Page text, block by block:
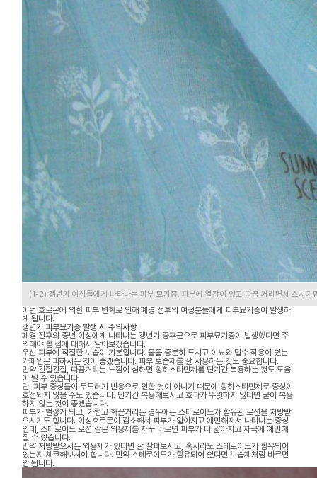
(1-2) 갱년기 여성들에게 나타나는 피부 묘기증, 피부에 열감이 있고 따끔 거리면서 스치기
이런 호르몬에 의한 피부 변화로 인해 폐경 전후의 여성분들에게 피부묘기증이 발생하
게 됩니다.
갱년기 피부묘기증 발생 시 주의사항
폐경 전후의 중년 여성에게 나타나는 갱년기 증후군으로 피부묘기증이 발생했다면 주
의해야 할 점에 대해서 알아보겠습니다.
우선 피부에 적절한 보습이 기본입니다. 물을 충분히 드시고 이뇨와 탈수 작용이 있는
카페인은 피하시는 것이 좋겠습니다. 피부 보습제를 잘 사용하는 것도 중요합니다.
만약 간질간질, 따끔거리는 느낌이 심하면 항히스타민제를 단기간 복용하는 것도 도움
이 될 수 있습니다.
단, 피부 증상들이 두드러기 반응으로 인한 것이 아니기 때문에 항히스타민제로 증상이
호전되지 않을 수도 있습니다. 단기간 복용해보시고 효과가 뚜렷하지 않다면 굳이 복용
하지 않는 것이 좋겠습니다.
피부가 벌겋게 되고, 가렵고 화끈거리는 경우에는 스테로이드가 함유된 로션을 처방받
으시기도 합니다. 여성호르몬이 감소해서 피부가 얇아지고 예민해져서 나타나는 증상
인데, 스테로이드 로션 같은 외용제를 자꾸 바르면 피부가 더 얇아지고 자극에 예민해
질 수 있습니다.
만약 처방받으시는 외용제가 있다면 잘 살펴보시고, 혹시라도 스테로이드가 함유되어
있는지 체크해보셔야 합니다. 만약 스테로이드가 함유되어 있다면 보습제처럼 바르면
안 됩니다.